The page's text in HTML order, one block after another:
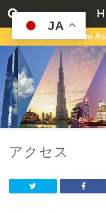
Hult Alumni
アクセス
JA